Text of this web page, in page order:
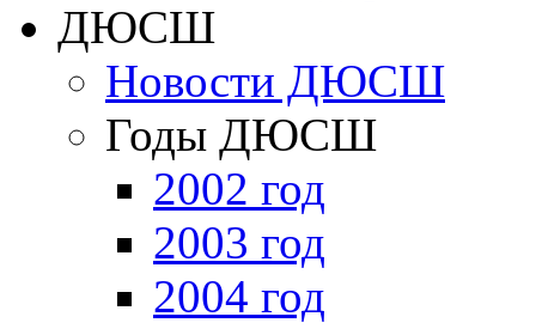
ДЮСШ
Новости ДЮСШ
Годы ДЮСШ
2002 год
2003 год
2004 год